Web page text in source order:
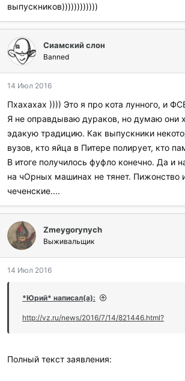
выпускников))))))))))))
Сиамский слон
Banned
14 Июл 2016
Пхахахах )))) Это я про кота лунного, и
Я не оправдываю дураков, но думаю они
эдакую традицию. Как выпускники
вузов, кто яйца в Питере полирует, кто
В итоге получилось фуфло конечно. Да и
на чОрных машинах не тянет. Пижонство
чеченские....
Zmeygorynych
Выживальщик
14 Июл 2016
*Юрий* написал(а):
http://vz.ru/news/2016/7/14/821446.html?
Полный текст заявления: